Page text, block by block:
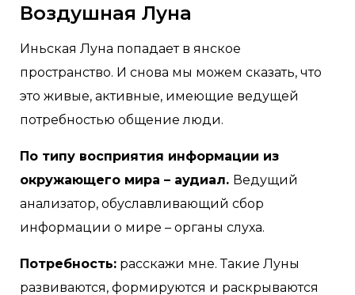
Воздушная Луна
Иньская Луна попадает в янское
пространство. И снова мы можем сказать, что
это живые, активные, имеющие ведущей
потребностью общение люди.
По типу восприятия информации из
окружающего мира – аудиал. Ведущий
анализатор, обуславливающий сбор
информации о мире – органы слуха.
Потребность: расскажи мне. Такие Луны
развиваются, формируются и раскрываются